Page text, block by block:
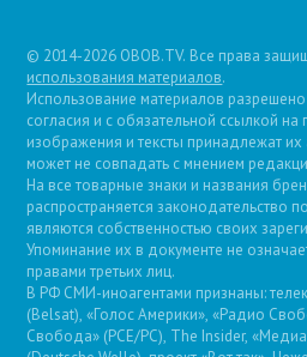
© 2014-2026 OBOB.TV. Все права
использования материалов.
Использование материалов
согласия и с обязательной ссылкой
изображения и тексты принадлежат
может не совпадать с мнением
На все товарные знаки и названия
распространяется законодательство
являются собственностью своих
Упоминание их в документе не
правами третьих лиц.
В РФ СМИ-иноагентами признаны:
(Belsat), «Голос Америки», «Радио
Свобода» (PCE/PC), The Insider,